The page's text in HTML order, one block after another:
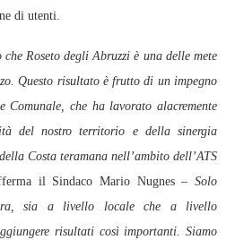
di utenti.
Roseto degli Abruzzi è una delle mete
Questo risultato è frutto di un impegno
Comunale, che ha lavorato alacremente
del nostro territorio e della sinergia
Costa teramana nell’ambito dell’ATS
il Sindaco Mario Nugnes – Solo
sia a livello locale che a livello
risultati così importanti. Siamo